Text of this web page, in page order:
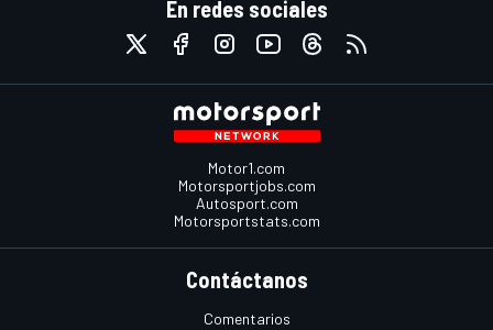
En redes sociales
Motor1.com
Motorsportjobs.com
Autosport.com
Motorsportstats.com
Contáctanos
Comentarios